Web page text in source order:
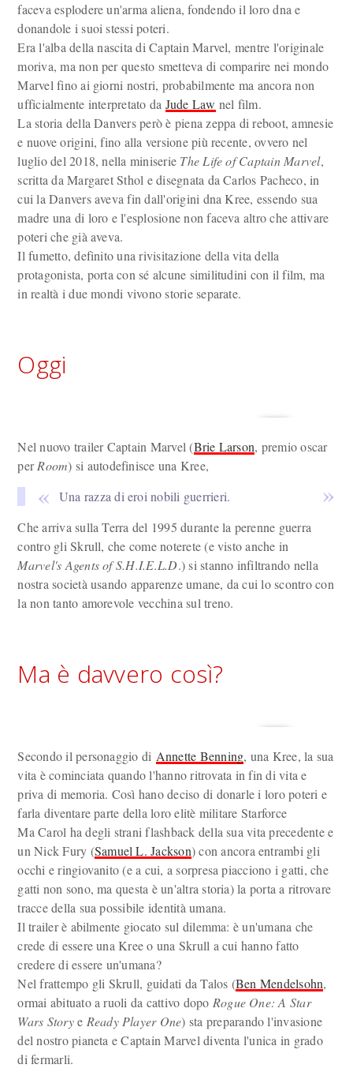
faceva esplodere un'arma aliena, fondendo il loro dna e
donandole i suoi stessi poteri.
Era l'alba della nascita di Captain Marvel, mentre l'originale
moriva, ma non per questo smetteva di comparire nei mondo
Marvel fino ai giorni nostri, probabilmente ma ancora non
ufficialmente interpretato da Jude Law nel film.
La storia della Danvers però è piena zeppa di reboot, amnesie
e nuove origini, fino alla versione più recente, ovvero nel
luglio del 2018, nella miniserie The Life of Captain Marvel,
scritta da Margaret Sthol e disegnata da Carlos Pacheco, in
cui la Danvers aveva fin dall'origini dna Kree, essendo sua
madre una di loro e l'esplosione non faceva altro che attivare
poteri che già aveva.
Il fumetto, definito una rivisitazione della vita della
protagonista, porta con sé alcune similitudini con il film, ma
in realtà i due mondi vivono storie separate.
Oggi
Nel nuovo trailer Captain Marvel (Brie Larson, premio oscar
perRoom) si autodefinisce una Kree,
Una razza di eroi nobili guerrieri.
Che arriva sulla Terra del 1995 durante la perenne guerra
contro gli Skrull, che come noterete (e visto anche in
Marvel's Agents of S.H.I.E.L.D.) si stanno infiltrando nella
nostra società usando apparenze umane, da cui lo scontro con
la non tanto amorevole vecchina sul treno.
Ma è davvero così?
Secondo il personaggio di Annette Benning, una Kree, la sua
vita è cominciata quando l'hanno ritrovata in fin di vita e
priva di memoria. Così hano deciso di donarle i loro poteri e
farla diventare parte della loro elitè militare Starforce
Ma Carol ha degli strani flashback della sua vita precedente e
un Nick Fury (Samuel L. Jackson) con ancora entrambi gli
occhi e ringiovanito (e a cui, a sorpresa piacciono i gatti, che
gatti non sono, ma questa è un'altra storia) la porta a ritrovare
tracce della sua possibile identità umana.
Il trailer è abilmente giocato sul dilemma: è un'umana che
crede di essere una Kree o una Skrull a cui hanno fatto
credere di essere un'umana?
Nel frattempo gli Skrull, guidati da Talos (Ben Mendelsohn,
ormai abituato a ruoli da cattivo dopo Rogue One: A Star
Wars Storye Ready Player One) sta preparando l'invasione
del nostro pianeta e Captain Marvel diventa l'unica in grado
di fermarli.